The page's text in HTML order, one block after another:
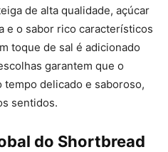
de alta qualidade, açúcar
e o sabor rico característicos
toque de sal é adicionado
garantem que o
delicado e saboroso,
sentidos.
do Shortbread